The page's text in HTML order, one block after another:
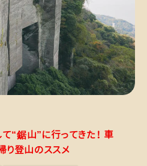
て“鋸山”に行ってきた！ 車
り登山のススメ